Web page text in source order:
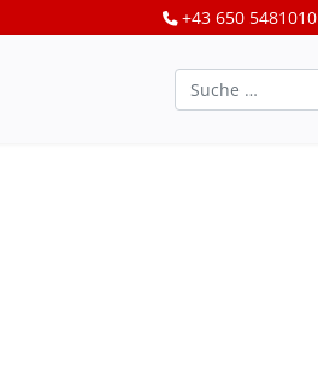
+43 650 5481010
Suchen